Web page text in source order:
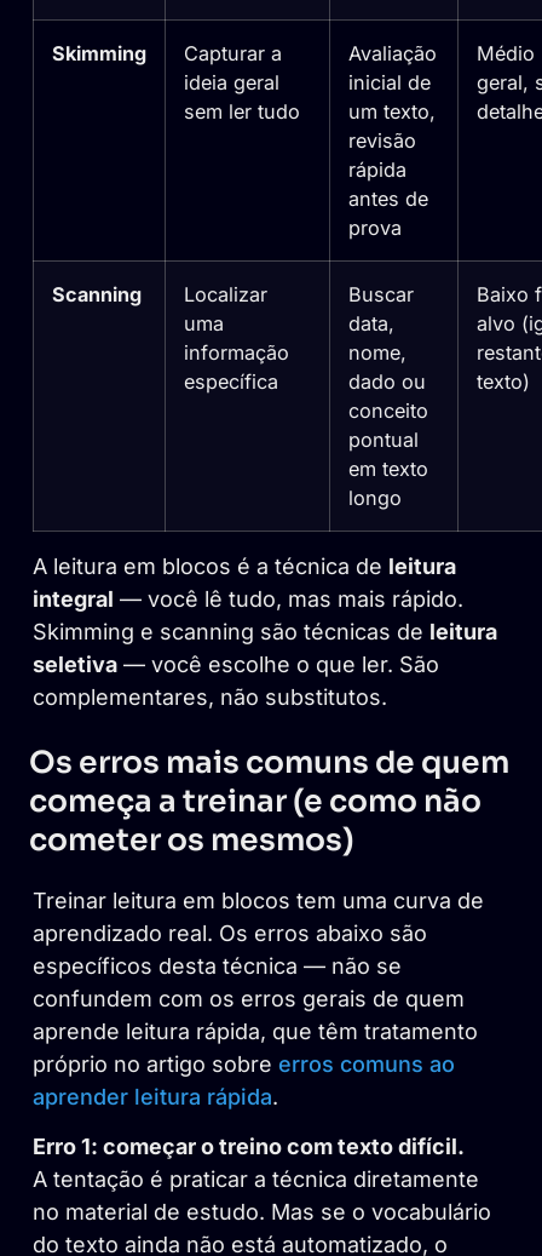
Skimming
Capturar a
ideia geral
sem ler tudo
Avaliação
inicial de
um texto,
revisão
rápida
antes de
prova
Médio
geral,
Scanning
Localizar
uma
informação
específica
Buscar
data,
nome,
dado ou
conceito
pontual
em texto
longo
Baixo
alvo
texto)
A leitura em blocos é a técnica de leitura
integral — você lê tudo, mas mais rápido.
Skimming e scanning são técnicas de leitura
seletiva — você escolhe o que ler. São
complementares, não substitutos.
Os erros mais comuns de quem
começa a treinar (e como não
cometer os mesmos)
Treinar leitura em blocos tem uma curva de
aprendizado real. Os erros abaixo são
específicos desta técnica — não se
confundem com os erros gerais de quem
aprende leitura rápida, que têm tratamento
próprio no artigo sobre erros comuns ao
aprender leitura rápida.
Erro 1: começar o treino com texto difícil.
A tentação é praticar a técnica diretamente
no material de estudo. Mas se o vocabulário
do texto ainda não está automatizado, o